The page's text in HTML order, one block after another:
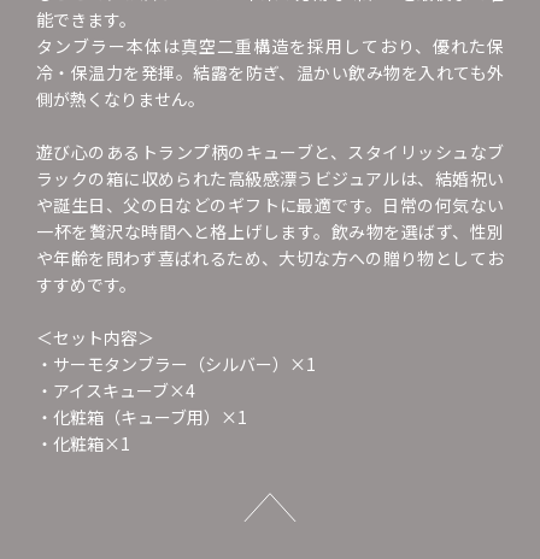
能できます。
タンブラー本体は真空二重構造を採用しており、優れた保
冷・保温力を発揮。結露を防ぎ、温かい飲み物を入れても外
側が熱くなりません。
遊び心のあるトランプ柄のキューブと、スタイリッシュなブ
ラックの箱に収められた高級感漂うビジュアルは、結婚祝い
や誕生日、父の日などのギフトに最適です。日常の何気ない
一杯を贅沢な時間へと格上げします。飲み物を選ばず、性別
や年齢を問わず喜ばれるため、大切な方への贈り物としてお
すすめです。
＜セット内容＞
・サーモタンブラー（シルバー）×1
・アイスキューブ×4
・化粧箱（キューブ用）×1
・化粧箱×1